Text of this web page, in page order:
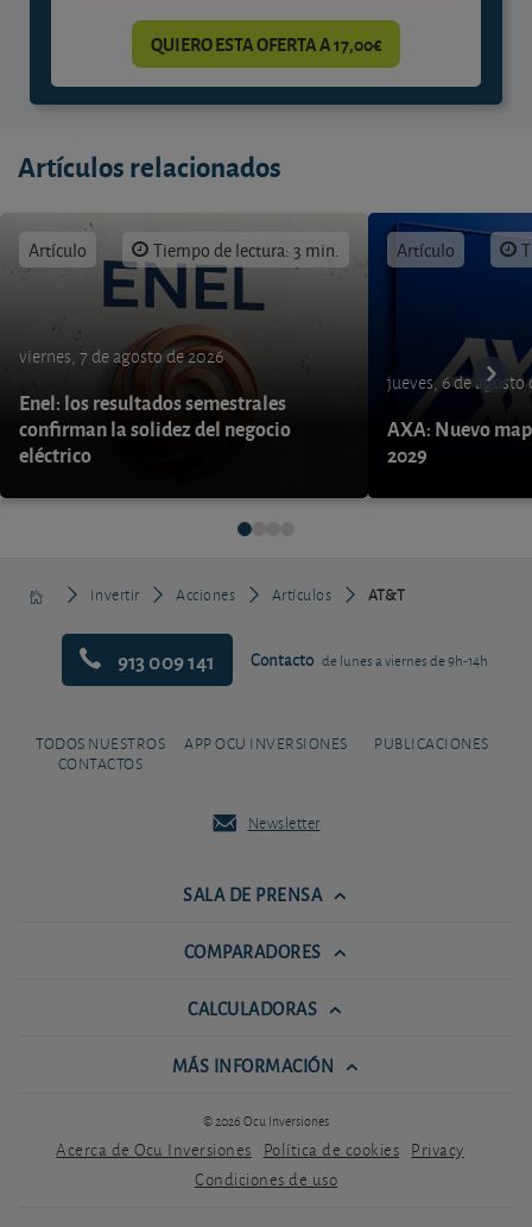
QUIERO ESTA OFERTA A 17,00€
Artículos relacionados
Artículo Tiempo de lectura: 3 min.
viernes, 7 de agosto de 2026
Enel: los resultados semestrales
confirman la solidez del negocio
eléctrico
Artículo
jueves, 6 de agosto
AXA: Nuevo
2029
Invertir Acciones Artículos AT&T
913 009 141 Contacto de lunes a viernes de 9h-14h
TODOS NUESTROS
CONTACTOS
APP OCU INVERSIONES PUBLICACIONES
Newsletter
SALA DE PRENSA
COMPARADORES
CALCULADORAS
MÁS INFORMACIÓN
© 2026 Ocu Inversiones
Acerca de Ocu Inversiones Política de cookies Privacy
Condiciones de uso